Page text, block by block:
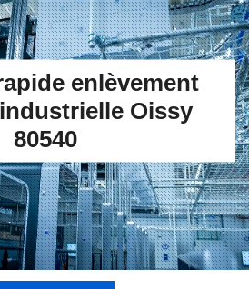
enlèvement
Oissy
80540